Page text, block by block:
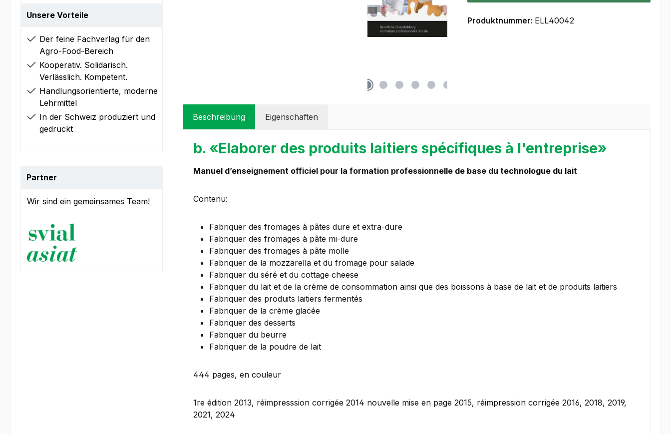
Unsere Vorteile
Der feine Fachverlag für den
Agro-Food-Bereich
Kooperativ. Solidarisch.
Verlässlich. Kompetent.
Handlungsorientierte, moderne
Lehrmittel
In der Schweiz produziert und
gedruckt
Partner
Wir sind ein gemeinsames Team!
Produktnummer: ELL40042
Beschreibung Eigenschaften
b. «Elaborer des produits laitiers spécifiques à l'entreprise»
Manuel d’enseignement officiel pour la formation professionnelle de base du technologue du lait
Contenu:
Fabriquer des fromages à pâtes dure et extra-dure
Fabriquer des fromages à pâte mi-dure
Fabriquer des fromages à pâte molle
Fabriquer de la mozzarella et du fromage pour salade
Fabriquer du séré et du cottage cheese
Fabriquer du lait et de la crème de consommation ainsi que des boissons à base de lait et de produits laitiers
Fabriquer des produits laitiers fermentés
Fabriquer de la crème glacée
Fabriquer des desserts
Fabriquer du beurre
Fabriquer de la poudre de lait
444 pages, en couleur
1re édition 2013, réimpresssion corrigée 2014 nouvelle mise en page 2015, réimpression corrigée 2016, 2018, 2019,
2021, 2024